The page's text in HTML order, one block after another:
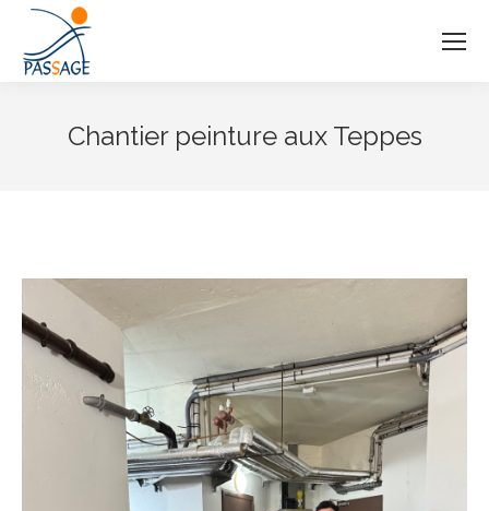
Chantier peinture aux Teppes